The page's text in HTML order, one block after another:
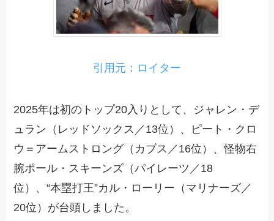
引用元：ロイター
2025年は初のトップ20入りとして、ジャレン・デ
ュラン（レッドソックス／13位）、ピート・クロ
ウ＝アームストロング（カブス／16位）、怪物右
腕ポール・スキーンズ（パイレーツ／18
位）、“本塁打王”カル・ローリー（マリナーズ／
20位）が台頭しました。